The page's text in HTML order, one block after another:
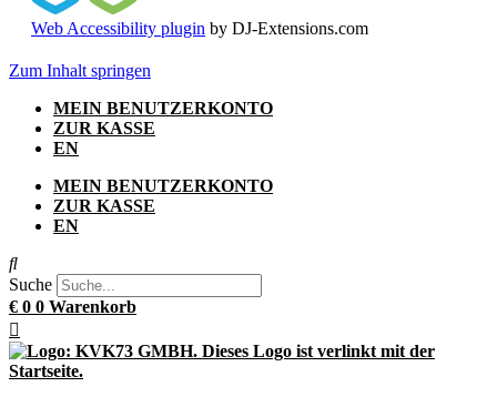
Web Accessibility plugin by DJ-Extensions.com
Zum Inhalt springen
MEIN BENUTZERKONTO
ZUR KASSE
EN
MEIN BENUTZERKONTO
ZUR KASSE
EN
Suche
€ 0 0 Warenkorb